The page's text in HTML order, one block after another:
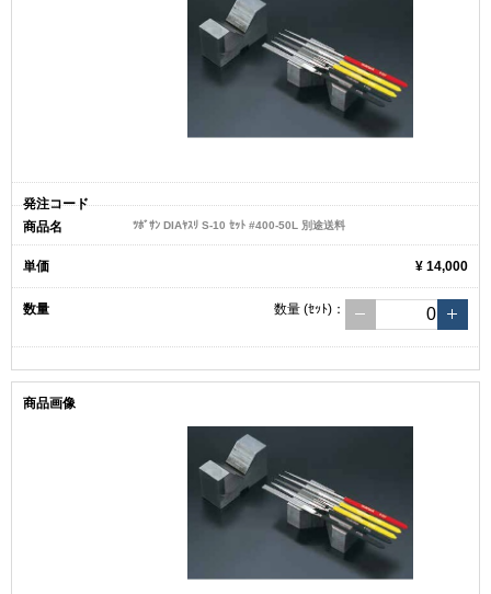
ﾂﾎﾞｻﾝ DIAﾔｽﾘ S-10 ｾｯﾄ #400-50L 別途送料
¥ 14,000
数量 (ｾｯﾄ) ：